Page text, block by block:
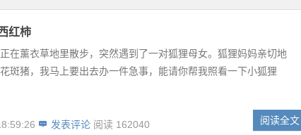
红柿
在薰衣草地里散步，突然遇到了一对狐狸母女。狐狸妈妈亲切地
斑猪，我马上要出去办一件急事，能请你帮我照看一下小狐狸
发表评论 阅读 162040 阅读全文